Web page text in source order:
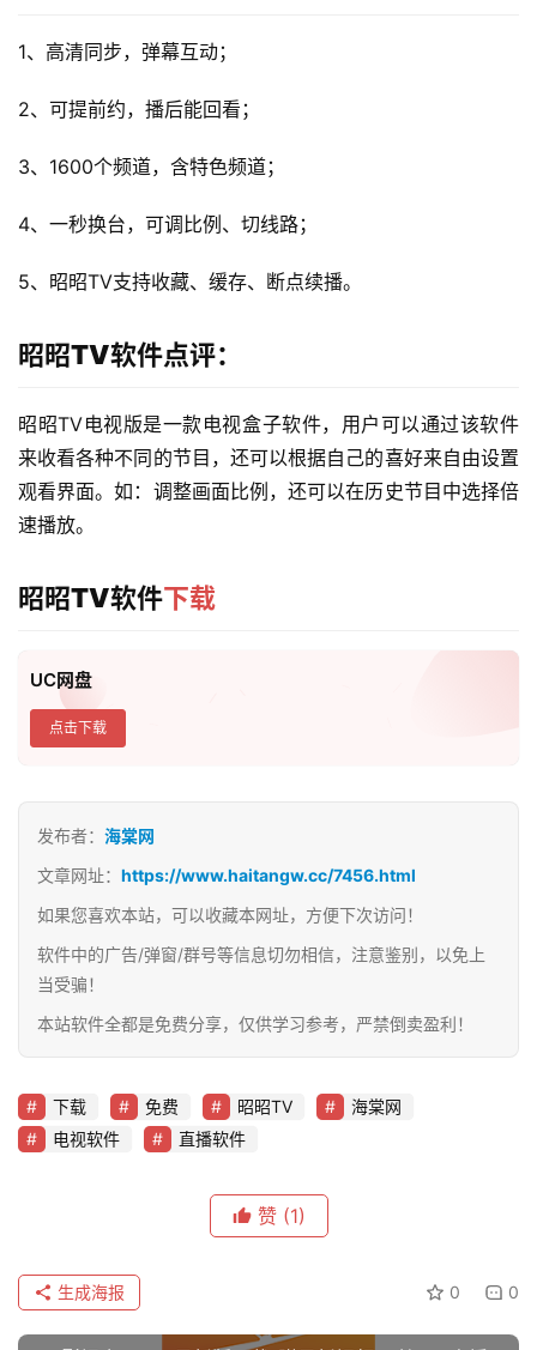
1、高清同步，弹幕互动；
2、可提前约，播后能回看；
3、1600个频道，含特色频道；
4、一秒换台，可调比例、切线路；
5、昭昭TV支持收藏、缓存、断点续播。
昭昭TV软件点评：
昭昭TV电视版是一款电视盒子软件，用户可以通过该软件
来收看各种不同的节目，还可以根据自己的喜好来自由设置
观看界面。如：调整画面比例，还可以在历史节目中选择倍
速播放。
昭昭TV软件下载
UC网盘
点击下载
发布者： 海棠网
文章网址： https://www.haitangw.cc/7456.html
如果您喜欢本站，可以收藏本网址，方便下次访问！
软件中的广告/弹窗/群号等信息切勿相信，注意鉴别，以免上
当受骗！
本站软件全都是免费分享，仅供学习参考，严禁倒卖盈利！
下载 免费 昭昭TV
海棠网
电视软件
直播软件
赞 (1)
0 0
生成海报